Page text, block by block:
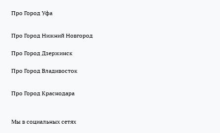
Про Город Уфа
Про Город Нижний Новгород
Про Город Дзержинск
Про Город Владивосток
Про Город Краснодара
Мы в социальных сетях